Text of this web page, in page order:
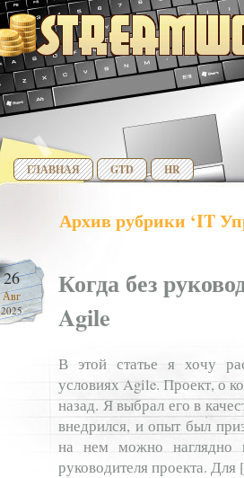
ГЛАВНАЯ GTD HR
Архив рубрики ‘IT
26
Авг
2025
Когда без
Agile
В этой статье я хочу
условиях Agile. Проект, о
назад. Я выбрал его в
внедрился, и опыт был
на нем можно наглядно
руководителя проекта.